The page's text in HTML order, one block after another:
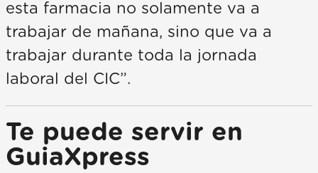
esta farmacia no solamente va a
trabajar de mañana, sino que va a
trabajar durante toda la jornada
laboral del CIC”.
Te puede servir en
GuiaXpress